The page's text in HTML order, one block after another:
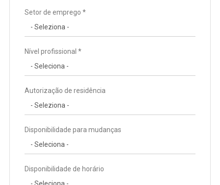
Setor de emprego *
Nível profissional *
Autorização de residência
Disponibilidade para mudanças
Disponibilidade de horário